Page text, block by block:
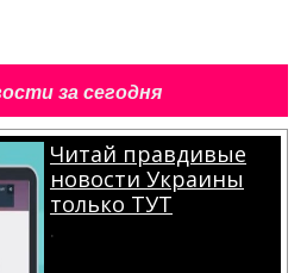
за сегодня
Читай правдивые
новости Украины
только ТУТ
.